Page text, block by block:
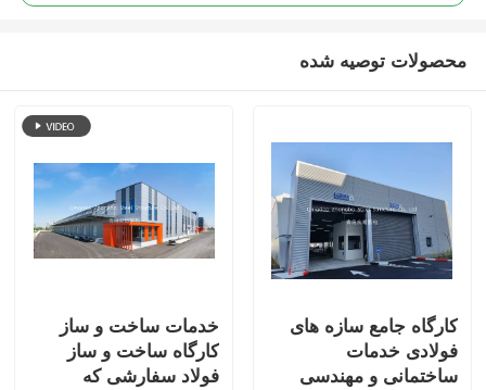
محصولات توصیه شده
کارگاه جامع سازه های
فولادی خدمات
ساختمانی و مهندسی
خدمات ساخت و ساز
کارگاه ساخت و ساز
فولاد سفارشی که